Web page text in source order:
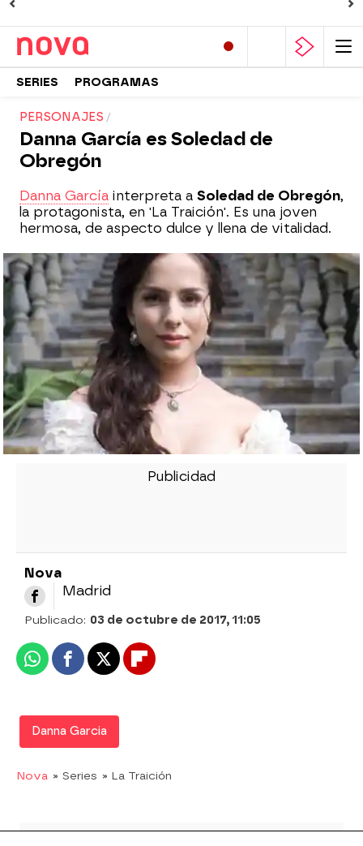
SERIES PROGRAMAS
PERSONAJES
Danna García es Soledad de
Obregón
Danna García interpreta a Soledad de Obregón,
la protagonista, en 'La Traición'. Es una joven
hermosa, de aspecto dulce y llena de vitalidad.
Nova
Madrid
Publicado: 03 de octubre de 2017, 11:05
WhatsappFacebook
X Flipboard
Danna Garcia
Nova » Series » La Traición